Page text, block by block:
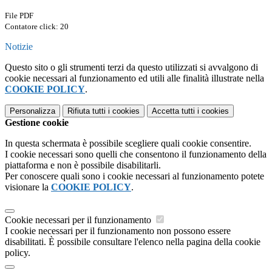
File PDF
Contatore click: 20
Notizie
Questo sito o gli strumenti terzi da questo utilizzati si avvalgono di
cookie necessari al funzionamento ed utili alle finalità illustrate nella
COOKIE POLICY.
Personalizza Rifiuta tutti i cookies Accetta tutti i cookies
Gestione cookie
In questa schermata è possibile scegliere quali cookie consentire.
I cookie necessari sono quelli che consentono il funzionamento della
piattaforma e non è possibile disabilitarli.
Per conoscere quali sono i cookie necessari al funzionamento potete
visionare la COOKIE POLICY.
Cookie necessari per il funzionamento
I cookie necessari per il funzionamento non possono essere
disabilitati. È possibile consultare l'elenco nella pagina della cookie
policy.